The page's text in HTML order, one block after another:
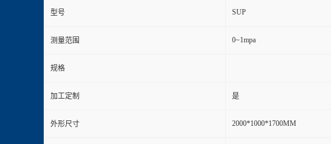
型号 SUP
测量范围 0~1mpa
规格
加工定制 是
外形尺寸 2000*1000*1700MM